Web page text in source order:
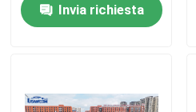
Video
Invia richiesta